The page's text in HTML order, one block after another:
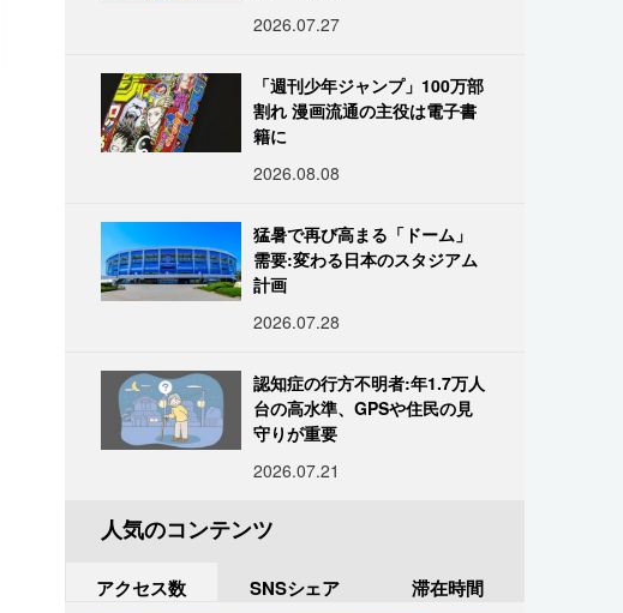
2026.07.27
「週刊少年ジャンプ」100万部
割れ 漫画流通の主役は電子書
籍に
2026.08.08
猛暑で再び高まる「ドーム」
需要:変わる日本のスタジアム
計画
2026.07.28
認知症の行方不明者:年1.7万人
台の高水準、GPSや住民の見
守りが重要
2026.07.21
人気のコンテンツ
アクセス数 SNSシェア 滞在時間